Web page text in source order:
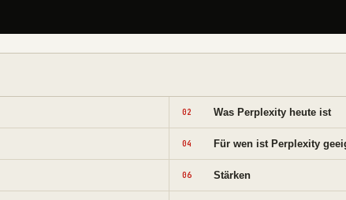
02 Was Perplexity heute ist
04 Für wen ist Perplexity
06 Stärken